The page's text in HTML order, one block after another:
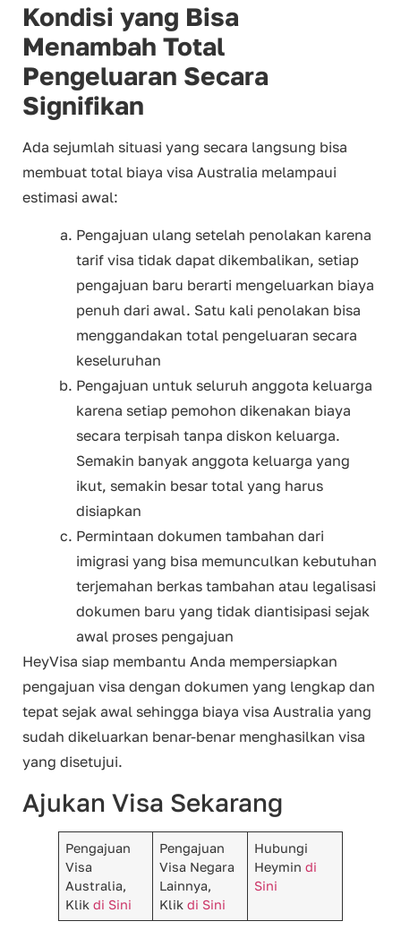
Kondisi yang Bisa
Menambah Total
Pengeluaran Secara
Signifikan
Ada sejumlah situasi yang secara langsung bisa
membuat total biaya visa Australia melampaui
estimasi awal:
Pengajuan ulang setelah penolakan karena
tarif visa tidak dapat dikembalikan, setiap
pengajuan baru berarti mengeluarkan biaya
penuh dari awal. Satu kali penolakan bisa
menggandakan total pengeluaran secara
keseluruhan
Pengajuan untuk seluruh anggota keluarga
karena setiap pemohon dikenakan biaya
secara terpisah tanpa diskon keluarga.
Semakin banyak anggota keluarga yang
ikut, semakin besar total yang harus
disiapkan
Permintaan dokumen tambahan dari
imigrasi yang bisa memunculkan kebutuhan
terjemahan berkas tambahan atau legalisasi
dokumen baru yang tidak diantisipasi sejak
awal proses pengajuan
HeyVisa siap membantu Anda mempersiapkan
pengajuan visa dengan dokumen yang lengkap dan
tepat sejak awal sehingga biaya visa Australia yang
sudah dikeluarkan benar-benar menghasilkan visa
yang disetujui.
Ajukan Visa Sekarang
Pengajuan
Visa
Australia,
Klik di Sini
Pengajuan
Visa Negara
Lainnya,
Klikdi Sini
Hubungi
Heymindi
Sini